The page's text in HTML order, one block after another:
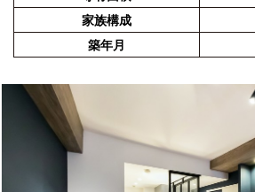
家族構成
築年月